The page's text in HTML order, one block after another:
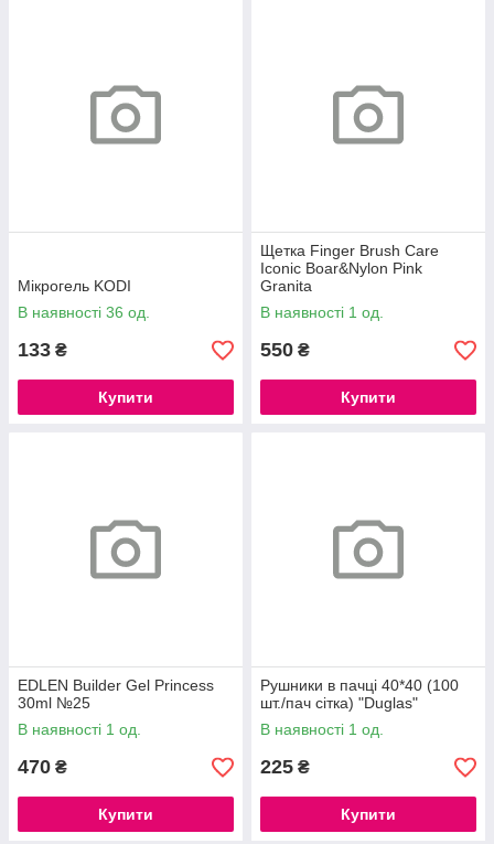
Мікрогель KODI
В наявності 36 од.
133 ₴
Купити
Щетка Finger Brush Care
Iconic Boar&Nylon Pink
Granita
В наявності 1 од.
550 ₴
Купити
EDLEN Builder Gel Princess
30ml №25
В наявності 1 од.
470 ₴
Купити
Рушники в пачці 40*40 (100
шт./пач сітка) "Duglas"
В наявності 1 од.
225 ₴
Купити